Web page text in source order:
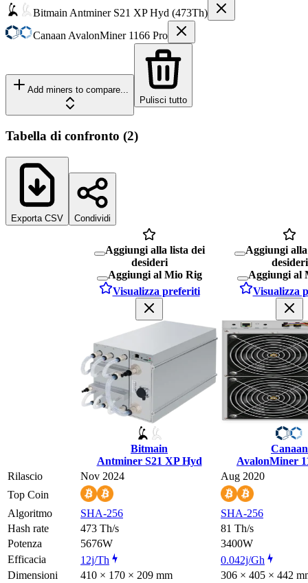
Bitmain Antminer S21 XP Hyd (473Th)
Canaan AvalonMiner 1166 Pro
Add miners to compare...
Pulisci tutto
Tabella di confronto (2)
Exporta CSV Condividi
Aggiungi alla lista dei
desideri
Aggiungi al Mio Rig
Visualizza preferiti
Bitmain
Antminer S21 XP Hyd
Aggiungi
desideri
Aggiungi al
Visualizza
Canaan
AvalonMiner
Rilascio
Nov 2024
Aug 2020
Top Coin
Algoritmo
SHA-256
SHA-256
Hash rate
473 Th/s
81 Th/s
Potenza
5676W
3400W
Efficacia
12j/Th
0.042j/Gh
Dimensioni
410 × 170 × 209 mm
306 × 405 × 442